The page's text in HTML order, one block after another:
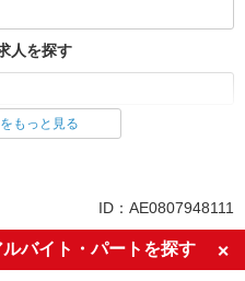
人を探す
の求人を探す
履歴書不要
未経験歓迎
もっと見る
ID：AE0807948111
バイト・パートを探す